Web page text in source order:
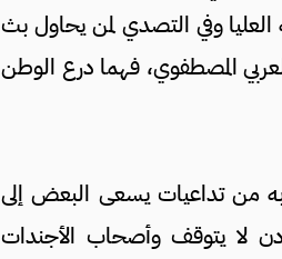
وفي التصدي لمن يحاول بث
المصطفوي، فهما درع الوطن
به من تداعيات يسعى البعض إلى
لا يتوقف وأصحاب الأجندات